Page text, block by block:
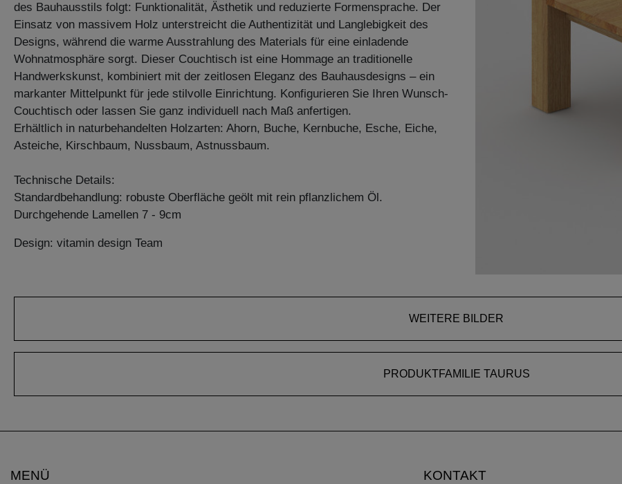
des Bauhausstils folgt: Funktionalität, Ästhetik und reduzierte Formensprache. Der
Einsatz von massivem Holz unterstreicht die Authentizität und Langlebigkeit des
Designs, während die warme Ausstrahlung des Materials für eine einladende
Wohnatmosphäre sorgt. Dieser Couchtisch ist eine Hommage an traditionelle
Handwerkskunst, kombiniert mit der zeitlosen Eleganz des Bauhausdesigns – ein
markanter Mittelpunkt für jede stilvolle Einrichtung. Konfigurieren Sie Ihren Wunsch-
Couchtisch oder lassen Sie ganz individuell nach Maß anfertigen.
Erhältlich in naturbehandelten Holzarten: Ahorn, Buche, Kernbuche, Esche, Eiche,
Asteiche, Kirschbaum, Nussbaum, Astnussbaum.
Technische Details:
Standardbehandlung: robuste Oberfläche geölt mit rein pflanzlichem Öl.
Durchgehende Lamellen 7 - 9cm
Design: vitamin design Team
WEITERE BILDER
PRODUKTFAMILIE TAURUS
MENÜ KONTAKT